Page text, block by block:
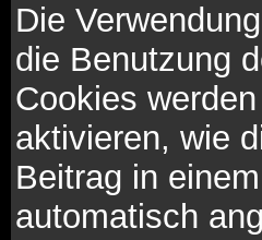
Die
die Benutzung
Cookies
aktivieren, wie
Beitrag in
automatisch